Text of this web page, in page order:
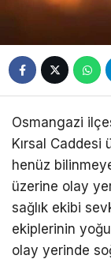
Osmangazi
Kırsal
henüz
üzerine olay
sağlık ekibi
ekiplerinin
olay yerinde